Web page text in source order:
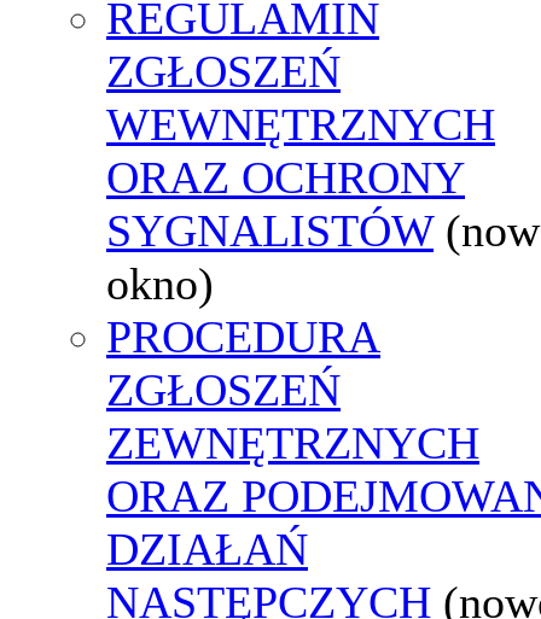
REGULAMIN
ZGŁOSZEŃ
WEWNĘTRZNYCH
ORAZ OCHRONY
SYGNALISTÓW
okno)
PROCEDURA
ZGŁOSZEŃ
ZEWNĘTRZNYCH
ORAZ
DZIAŁAŃ
NASTĘPCZYCH